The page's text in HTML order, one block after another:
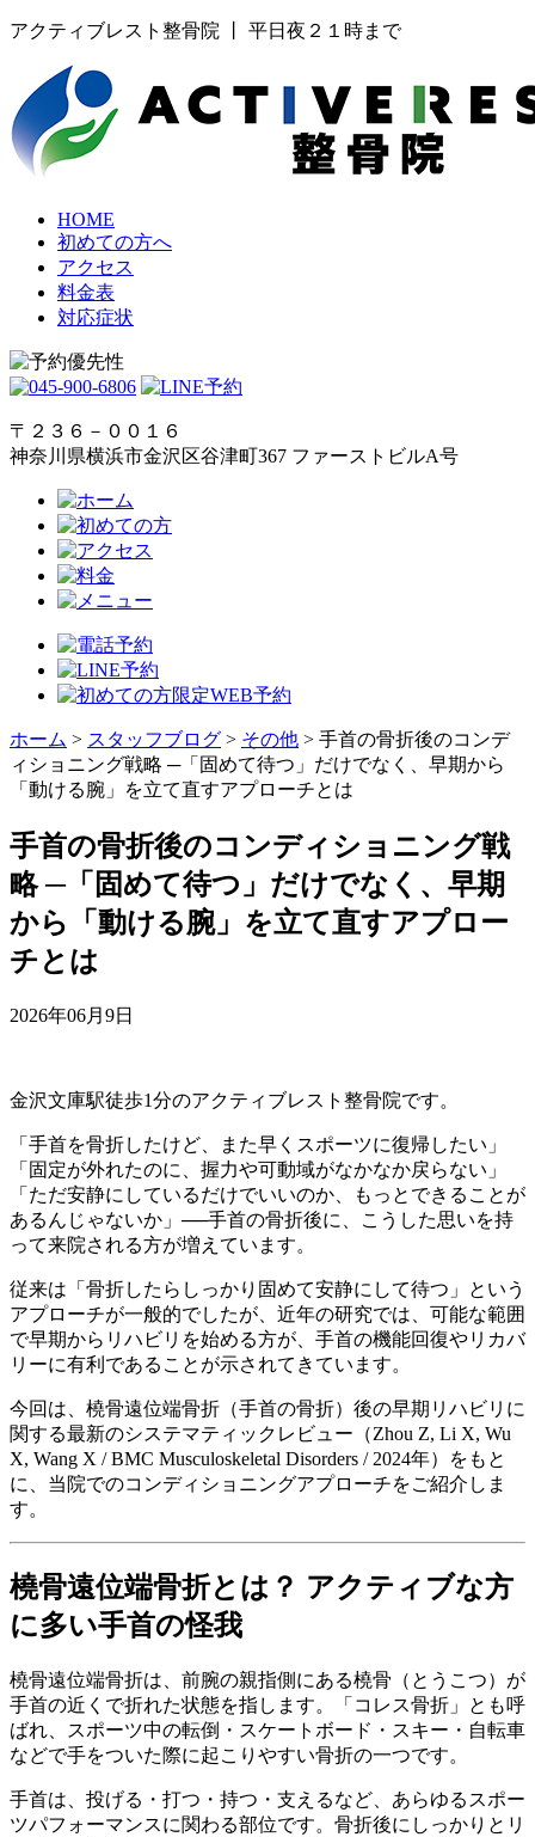
アクティブレスト整骨院 丨 平日夜２１時まで
HOME
初めての方へ
アクセス
料金表
対応症状
〒２３６－００１６
神奈川県横浜市金沢区谷津町367 ファーストビルA号
ホーム > スタッフブログ > その他 > 手首の骨折後のコンデ
ィショニング戦略 ─「固めて待つ」だけでなく、早期から
「動ける腕」を立て直すアプローチとは
手首の骨折後のコンディショニング戦
略 ─「固めて待つ」だけでなく、早期
から「動ける腕」を立て直すアプロー
チとは
2026年06月9日
金沢文庫駅徒歩1分のアクティブレスト整骨院です。
「手首を骨折したけど、また早くスポーツに復帰したい」
「固定が外れたのに、握力や可動域がなかなか戻らない」
「ただ安静にしているだけでいいのか、もっとできることが
あるんじゃないか」──手首の骨折後に、こうした思いを持
って来院される方が増えています。
従来は「骨折したらしっかり固めて安静にして待つ」という
アプローチが一般的でしたが、近年の研究では、可能な範囲
で早期からリハビリを始める方が、手首の機能回復やリカバ
リーに有利であることが示されてきています。
今回は、橈骨遠位端骨折（手首の骨折）後の早期リハビリに
関する最新のシステマティックレビュー（Zhou Z, Li X, Wu
X, Wang X / BMC Musculoskeletal Disorders / 2024年）をもと
に、当院でのコンディショニングアプローチをご紹介しま
す。
橈骨遠位端骨折とは？ アクティブな方
に多い手首の怪我
橈骨遠位端骨折は、前腕の親指側にある橈骨（とうこつ）が
手首の近くで折れた状態を指します。「コレス骨折」とも呼
ばれ、スポーツ中の転倒・スケートボード・スキー・自転車
などで手をついた際に起こりやすい骨折の一つです。
手首は、投げる・打つ・持つ・支えるなど、あらゆるスポー
ツパフォーマンスに関わる部位です。骨折後にしっかりとリ